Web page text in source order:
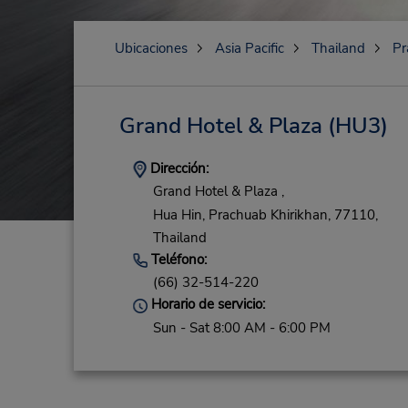
Ubicaciones Asia Pacific Thailand
Grand Hotel & Plaza (HU3)
Dirección:
Grand Hotel & Plaza ,
Hua Hin, Prachuab Khirikhan, 77110,
Thailand
Teléfono:
(66) 32-514-220
Horario de servicio:
Sun - Sat 8:00 AM - 6:00 PM